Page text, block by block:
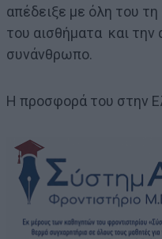
απέδειξε με όλη του
του αισθήματα και την
συνάνθρωπο.
Η προσφορά του στην